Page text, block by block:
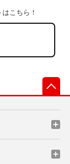
こちら！